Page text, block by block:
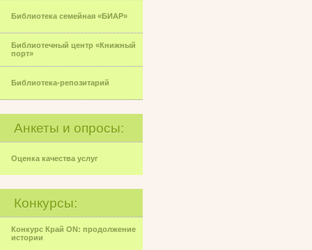
Библиотека семейная «БИАР»
Библиотечный центр «Книжный
порт»
Библиотека-репозитарий
Анкеты и опросы:
Оценка качества услуг
Конкурсы:
Конкурс Край ON: продолжение
истории